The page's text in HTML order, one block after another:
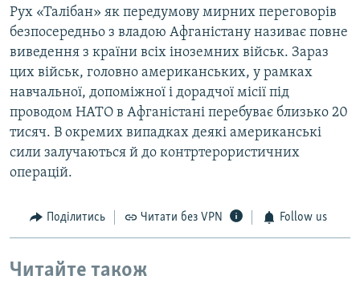
Рух «Талібан» як передумову мирних переговорів
безпосередньо з владою Афганістану називає повне
виведення з країни всіх іноземних військ. Зараз
цих військ, головно американських, у рамках
навчальної, допоміжної і дорадчої місії під
проводом НАТО в Афганістані перебуває близько 20
тисяч. В окремих випадках деякі американські
сили залучаються й до контртерористичних
операцій.
Поділитись Читати без VPN Follow us
Читайте також